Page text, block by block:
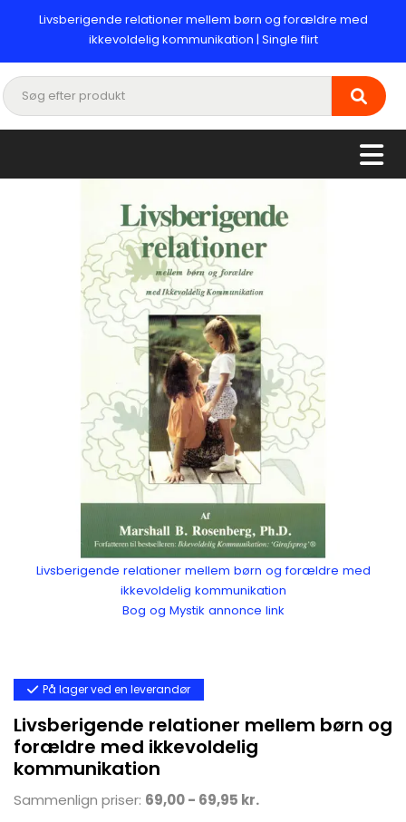
Livsberigende relationer mellem børn og forældre med
ikkevoldelig kommunikation | Single flirt
Livsberigende relationer mellem børn og forældre med
ikkevoldelig kommunikation
Bog og Mystik annonce link
På lager ved en leverandør
Livsberigende relationer mellem børn og
forældre med ikkevoldelig
kommunikation
Sammenlign priser: 69,00 - 69,95 kr.